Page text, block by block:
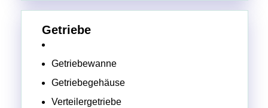
Getriebe
Getriebewanne
Getriebegehäuse
Verteilergetriebe